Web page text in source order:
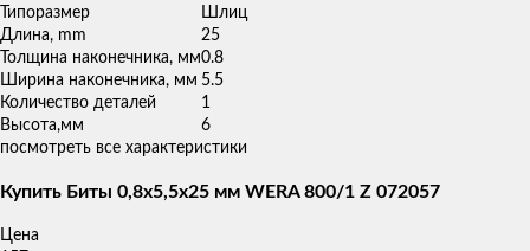
Типоразмер
Шлиц
Длина, mm
25
Толщина наконечника, мм0.8
Ширина наконечника, мм 5.5
Количество деталей
1
Высота,мм
6
посмотреть все характеристики
Купить Биты 0,8х5,5х25 мм WERA 800/1 Z 072057
Цена